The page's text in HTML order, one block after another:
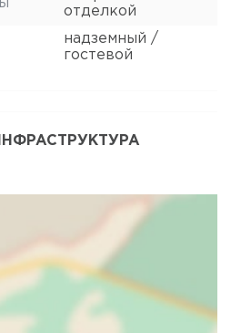
отделкой
надземный /
гостевой